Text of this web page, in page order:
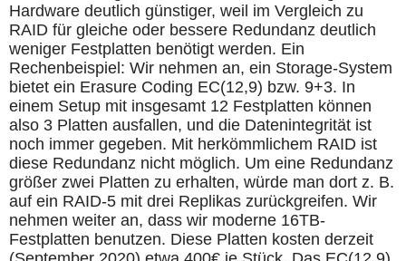
Hardware deutlich günstiger, weil im Vergleich zu
RAID für gleiche oder bessere Redundanz deutlich
weniger Festplatten benötigt werden. Ein
Rechenbeispiel: Wir nehmen an, ein Storage-System
bietet ein Erasure Coding EC(12,9) bzw. 9+3. In
einem Setup mit insgesamt 12 Festplatten können
also 3 Platten ausfallen, und die Datenintegrität ist
noch immer gegeben. Mit herkömmlichem RAID ist
diese Redundanz nicht möglich. Um eine Redundanz
größer zwei Platten zu erhalten, würde man dort z. B.
auf ein RAID-5 mit drei Replikas zurückgreifen. Wir
nehmen weiter an, dass wir moderne 16TB-
Festplatten benutzen. Diese Platten kosten derzeit